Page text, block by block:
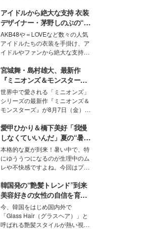
な美容の常識を大きく変える可能
性を秘めた、革新的な「Water
Capturing Skin（ウォーターキャ
プチャリングスキン：捕水肌）」
技術を、花王が構築した。
アイドルから絶大な支持 衣装
デザイナー・茅野しのぶの“可
愛い”を作る美学＜「シチズン
クロスシー」インタビュー＞
AKB48や＝LOVEなど数々の人気
アイドルたちの衣装を手掛け、ア
イドルやファンから絶大な支持を
取締役兼クリエイティブディレク
ター・茅野しのぶ。一人ひとりの
個性に寄り添い、魅力を引き出す
衣装作りは、多くの女性たちに勇
気と自信を与え続けている。
宮城舞・島村雄大、最新作
『ミニオンズ＆モンスター
ズ』の魅力熱弁 ハチャメチャ
だけじゃない“友情と絆”に感
動
世界中で愛される「ミニオンズ」
シリーズの最新作『ミニオンズ＆
モンスターズ』が8月7日（金）に
ニオン好き”という共通点を持つモ
デルの宮城舞と島村雄大の特別対
談をお届け！それぞれの視点か
ら、今作ならではの魅力や予想外
の感動をもたらす奥深いストーリ
ーについて熱く語り合ってもらっ
た。
愛甲ひかり＆橋下美好「我慢
しなくていいんだ」夏の“暑さ
対策”の新しい選択肢とは？
本格的な夏が到来！暑い中で、特
にゆううつになるのが生理中のム
レや不快感ですよね。今回はプラ
モデル・愛甲ひかりさんと橋下美
好さんを迎えて本音で女子会トー
ク。猛暑のお出かけを快適に過ご
すヒントや、2人が感動した夏の
生理の新常識にも迫りました。
韓国発の“艶髪トレンド”到来
美容好きの女性の自信を育む
「ヘアケア事情」って？
今、韓国をはじめ国内外で
「Glass Hair（グラスヘア）」と
呼ばれる艶髪スタイルが熱い視線